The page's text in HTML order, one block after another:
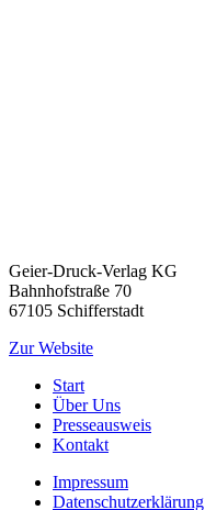
Geier-Druck-Verlag KG
Bahnhofstraße 70
67105 Schifferstadt
Zur Website
Start
Über Uns
Presseausweis
Kontakt
Impressum
Datenschutzerklärung